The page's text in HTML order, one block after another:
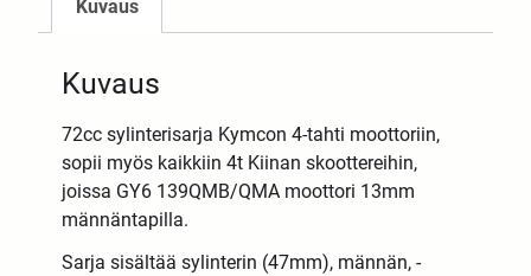
Kuvaus
Kuvaus
72cc sylinterisarja Kymcon 4-tahti moottoriin,
sopii myös kaikkiin 4t Kiinan skoottereihin,
joissa GY6 139QMB/QMA moottori 13mm
männäntapilla.
Sarja sisältää sylinterin (47mm), männän, -